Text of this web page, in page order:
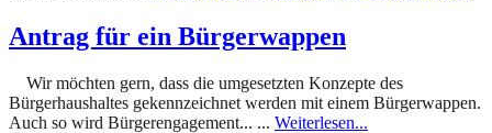
Antrag für ein Bürgerwappen
Wir möchten gern, dass die umgesetzten Konzepte des
Bürgerhaushaltes gekennzeichnet werden mit einem Bürgerwappen.
Auch so wird Bürgerengagement... ... Weiterlesen...